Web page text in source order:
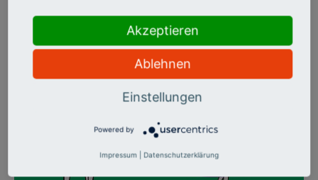
der Schlaganfallforscher Ulrich Dirnagl im Interview.
Akzeptieren
Ablehnen
Einstellungen
Powered by
Impressum Datenschutzerklärung